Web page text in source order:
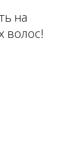
на
волос!